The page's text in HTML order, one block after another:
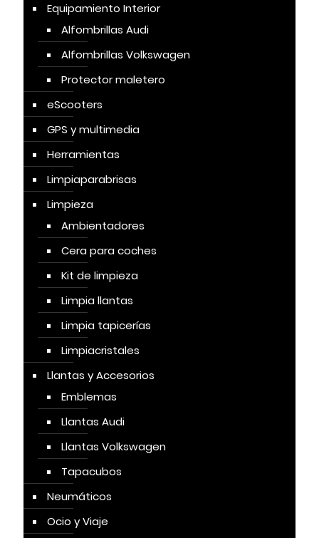
Equipamiento Interior
Alfombrillas Audi
Alfombrillas Volkswagen
Protector maletero
eScooters
GPS y multimedia
Herramientas
Limpiaparabrisas
Limpieza
Ambientadores
Cera para coches
Kit de limpieza
Limpia llantas
Limpia tapicerías
Limpiacristales
Llantas y Accesorios
Emblemas
Llantas Audi
Llantas Volkswagen
Tapacubos
Neumáticos
Ocio y Viaje